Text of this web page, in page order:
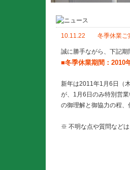
10.11.22 冬季休業ご
誠に勝手ながら、下記
■冬季休業期間：2010
新年は2011年1月6日（
が、1月6日のみ特別営
の御理解と御協力の程、
※ 不明な点や質問など